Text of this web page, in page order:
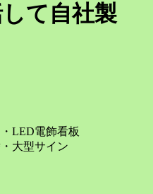
て自社製
LED電飾看板
大型サイン